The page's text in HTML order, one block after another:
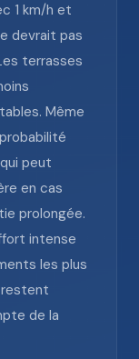
1 km/h et
devrait pas
terrasses
Même
peut
en cas
prolongée.
intense
les plus
restent
de la